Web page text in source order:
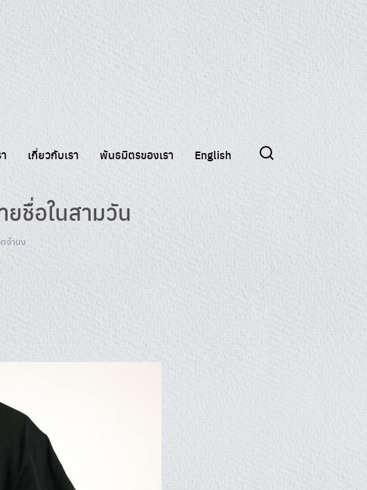
เกี่ยวกับเรา พันธมิตรของเรา English
ชื่อในสามวัน
จำนง